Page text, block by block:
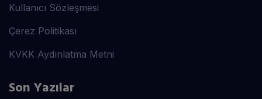
Kullanıcı Sözleşmesi
Çerez Politikası
KVKK Aydınlatma Metni
Son Yazılar